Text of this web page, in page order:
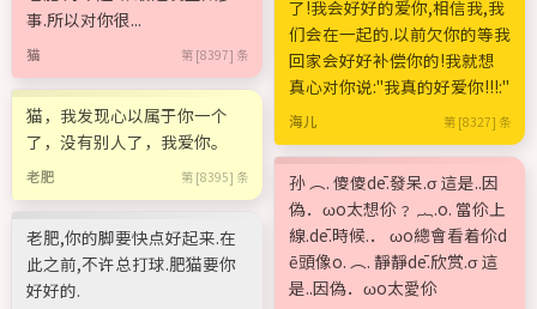
事.所以对你很...
猫 第 [8397] 条
猫，我发现心以属于你一个
了，没有别人了，我爱你。
老肥 第 [8395] 条
老肥,你的脚要快点好起来.在
此之前,不许总打球.肥猫要你
好好的.
了!我会好好的爱你,相信我,我
们会在一起的.以前欠你的等我
回家会好好补偿你的!我就想
真心对你说:"我真的好爱你!!!:"
海儿 第 [8327] 条
孙 ︵. 傻傻dē.發呆.σ 這是..因
偽．ωo太想伱﹖ ︷.o. 當伱上
線.dē.時候.． ωo總會看着伱d
ē頭像o. ︵. 靜靜dē.欣赏.σ 這
是..因偽．ωo太愛伱